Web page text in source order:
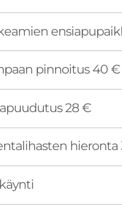
pinnoitus 40 €
28 €
hieronta